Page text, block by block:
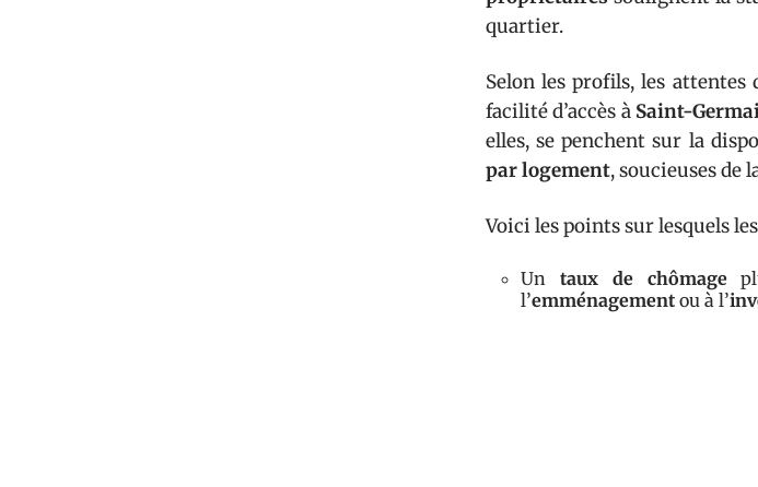
quartier.
Selon les profils, les
facilité d’accès à Saint-
elles, se penchent sur la
par logement, soucieuses de
Voici les points sur lesquels
Un taux de chômage
l’emménagement ou à l’